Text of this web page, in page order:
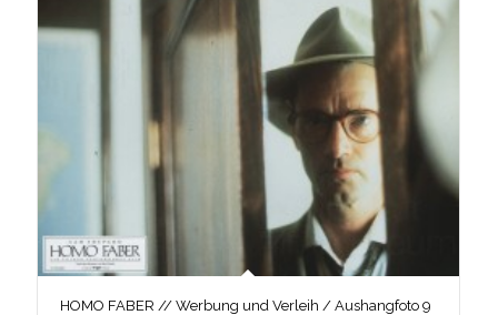
HOMO FABER // Werbung und Verleih / Aushangfoto 9